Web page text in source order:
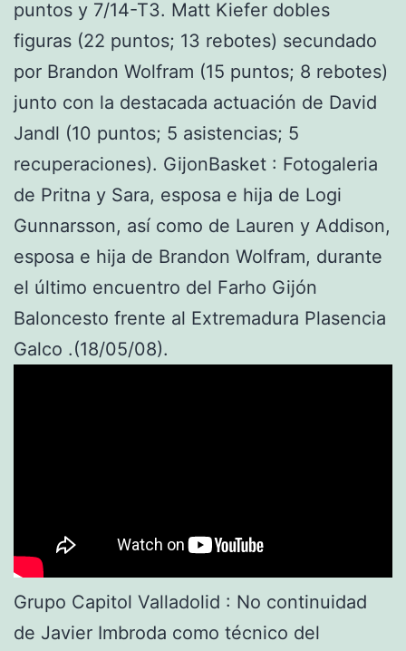
puntos y 7/14-T3. Matt Kiefer dobles
figuras (22 puntos; 13 rebotes) secundado
por Brandon Wolfram (15 puntos; 8 rebotes)
junto con la destacada actuación de David
Jandl (10 puntos; 5 asistencias; 5
recuperaciones). GijonBasket : Fotogaleria
de Pritna y Sara, esposa e hija de Logi
Gunnarsson, así como de Lauren y Addison,
esposa e hija de Brandon Wolfram, durante
el último encuentro del Farho Gijón
Baloncesto frente al Extremadura Plasencia
Galco .(18/05/08).
Grupo Capitol Valladolid : No continuidad
de Javier Imbroda como técnico del